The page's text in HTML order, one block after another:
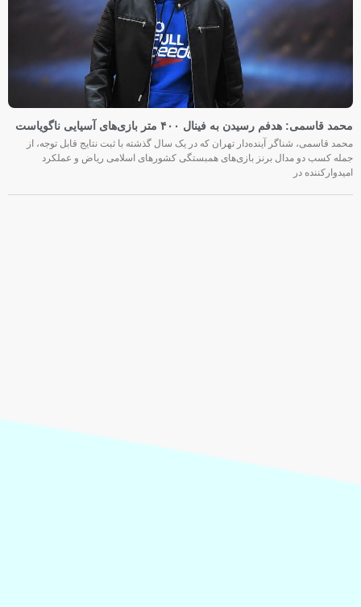
محمد قاسمی: هدفم رسیدن به فینال ۴۰۰ متر بازی‌های آسیایی ناگویاست
محمد قاسمی، شناگر آینده‌دار تهران که در یک سال گذشته با ثبت نتایج قابل توجه، از
جمله کسب دو مدال برنز بازی‌های همبستگی کشورهای اسلامی ریاض و عملکرد
امیدوارکننده در